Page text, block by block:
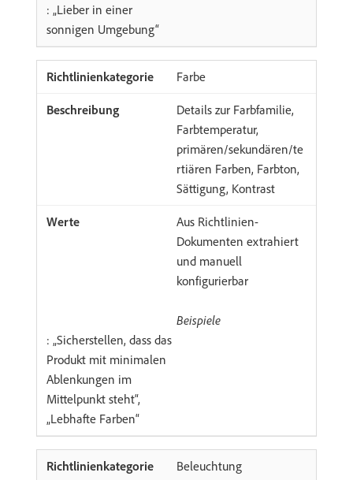
: „Lieber in einer
sonnigen Umgebung“
Farbe
Details zur Farbfamilie,
Farbtemperatur,
primären/sekundären/te
rtiären Farben, Farbton,
Sättigung, Kontrast
Aus Richtlinien-
Dokumenten extrahiert
und manuell
konfigurierbar
Beispiele
: „Sicherstellen, dass das
Produkt mit minimalen
Ablenkungen im
Mittelpunkt steht“,
„Lebhafte Farben“
Beleuchtung